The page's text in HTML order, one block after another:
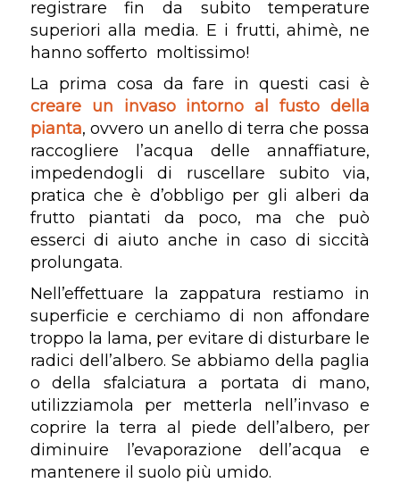
registrare fin da subito temperature
superiori alla media. E i frutti, ahimè, ne
hanno sofferto moltissimo!
La prima cosa da fare in questi casi è
creare un invaso intorno al fusto della
pianta, ovvero un anello di terra che possa
raccogliere l’acqua delle annaffiature,
impedendogli di ruscellare subito via,
pratica che è d’obbligo per gli alberi da
frutto piantati da poco, ma che può
esserci di aiuto anche in caso di siccità
prolungata.
Nell’effettuare la zappatura restiamo in
superficie e cerchiamo di non affondare
troppo la lama, per evitare di disturbare le
radici dell’albero. Se abbiamo della paglia
o della sfalciatura a portata di mano,
utilizziamola per metterla nell’invaso e
coprire la terra al piede dell’albero, per
diminuire l’evaporazione dell’acqua e
mantenere il suolo più umido.